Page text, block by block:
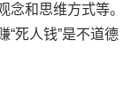
和思维方式等。
“死人钱”是不道德